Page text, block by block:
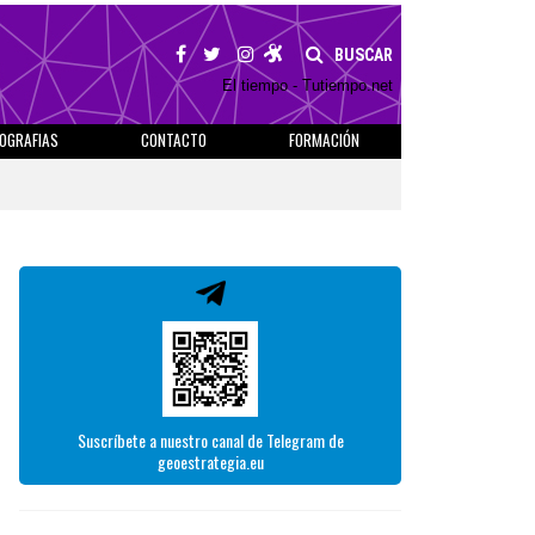
BUSCAR
El tiempo - Tutiempo.net
CONTACTO FORMACIÓN
Suscríbete a nuestro canal de Telegram de
geoestrategia.eu